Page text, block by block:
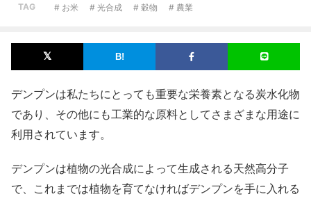
TAG # お米 # 光合成 # 穀物 # 農業
デンプンは私たちにとっても重要な栄養素となる炭水化物
であり、その他にも工業的な原料としてさまざまな用途に
利用されています。
デンプンは植物の光合成によって生成される天然高分子
で、これまでは植物を育てなければデンプンを手に入れる